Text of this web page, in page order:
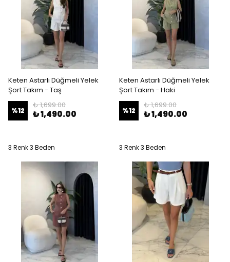
Keten Astarlı Düğmeli Yelek
Şort Takım - Taş
%12
₺ 1,699.00
₺ 1,490.00
3 Renk 3 Beden
Keten Astarlı Düğmeli Yelek
Şort Takım - Haki
%12
₺ 1,699.00
₺ 1,490.00
3 Renk 3 Beden